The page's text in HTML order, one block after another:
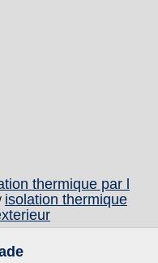
thermique par l
isolation thermique